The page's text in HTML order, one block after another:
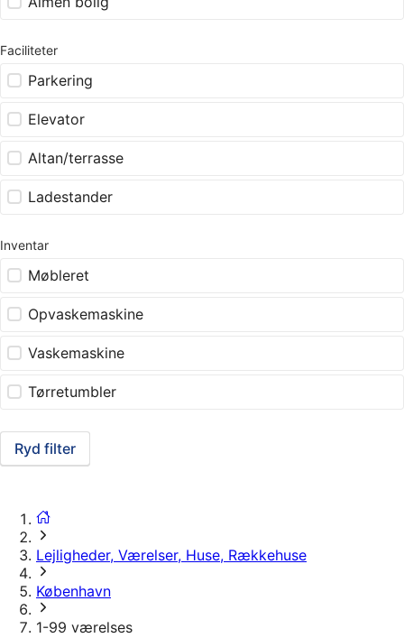
Faciliteter
Parkering
Elevator
Altan/terrasse
Ladestander
Inventar
Møbleret
Opvaskemaskine
Vaskemaskine
Tørretumbler
Ryd filter
Lejligheder, Værelser, Huse, Rækkehuse
København
1-99 værelses